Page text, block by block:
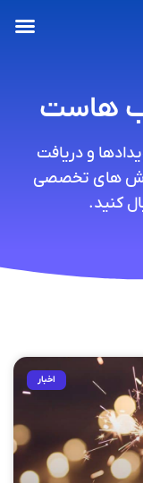
هاست
و دریافت
های تخصصی
کنید.
اخبار